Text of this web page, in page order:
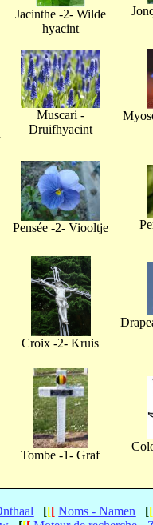
Jacinthe -2- Wilde
hyacint
Muscari -
Druifhyacint
Pensée -2- Viooltje
Croix -2- Kruis
Tombe -1- Graf
[[[ Noms - Namen [[